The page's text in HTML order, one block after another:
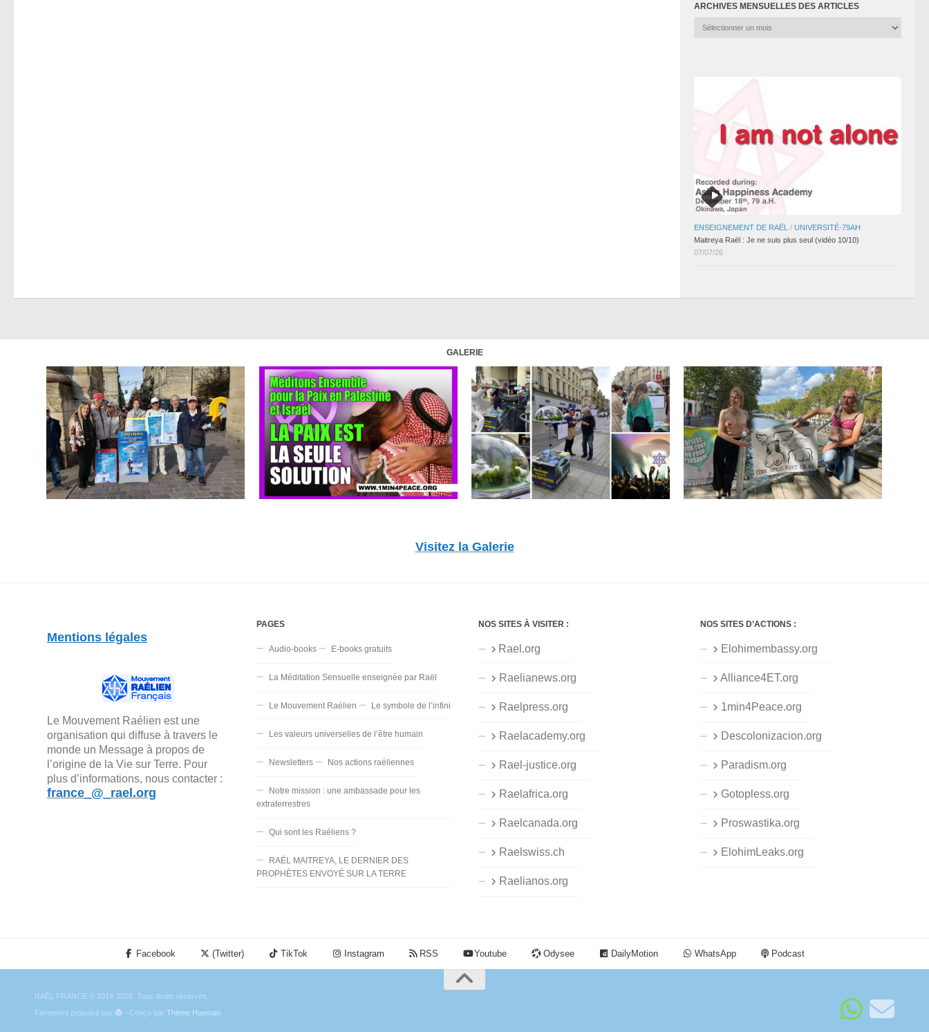
ARCHIVES MENSUELLES DES ARTICLES
Archives
ENSEIGNEMENT DE RAËL / UNIVERSITÉ-79AH
Maitreya Raël : Je ne suis plus seul (vidéo 10/10)
07/07/26
GALERIE
Visitez la Galerie
Mentions légales
Le Mouvement Raélien est une
organisation qui diffuse à travers le
monde un Message à propos de
l’origine de la Vie sur Terre. Pour
plus d’informations, nous contacter :
france_@_rael.org
PAGES
Audio-books E-books gratuits
La Méditation Sensuelle enseignée par Raël
Le Mouvement Raélien Le symbole de l’infini
Les valeurs universelles de l’être humain
Newsletters Nos actions raéliennes
Notre mission : une ambassade pour les
extraterrestres
Qui sont les Raéliens ?
RAËL MAITREYA, LE DERNIER DES
PROPHÈTES ENVOYÉ SUR LA TERRE
NOS SITES À VISITER :
Rael.org
Raelianews.org
Raelpress.org
Raelacademy.org
Rael-justice.org
Raelafrica.org
Raelcanada.org
Raelswiss.ch
Raelianos.org
NOS SITES D’ACTIONS :
Elohimembassy.org
Alliance4ET.org
1min4Peace.org
Descolonizacion.org
Paradism.org
Gotopless.org
Proswastika.org
ElohimLeaks.org
Facebook (Twitter) TikTok Instagram RSS Youtube Odysee DailyMotion WhatsApp Podcast
RAËL FRANCE © 2014-2026. Tous droits réservés.
Fièrement propulsé par
- Conçu par Thème Hueman